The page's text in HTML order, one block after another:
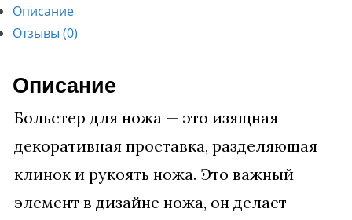
Описание
Отзывы (0)
Описание
Больстер для ножа — это изящная
декоративная проставка, разделяющая
клинок и рукоять ножа. Это важный
элемент в дизайне ножа, он делает